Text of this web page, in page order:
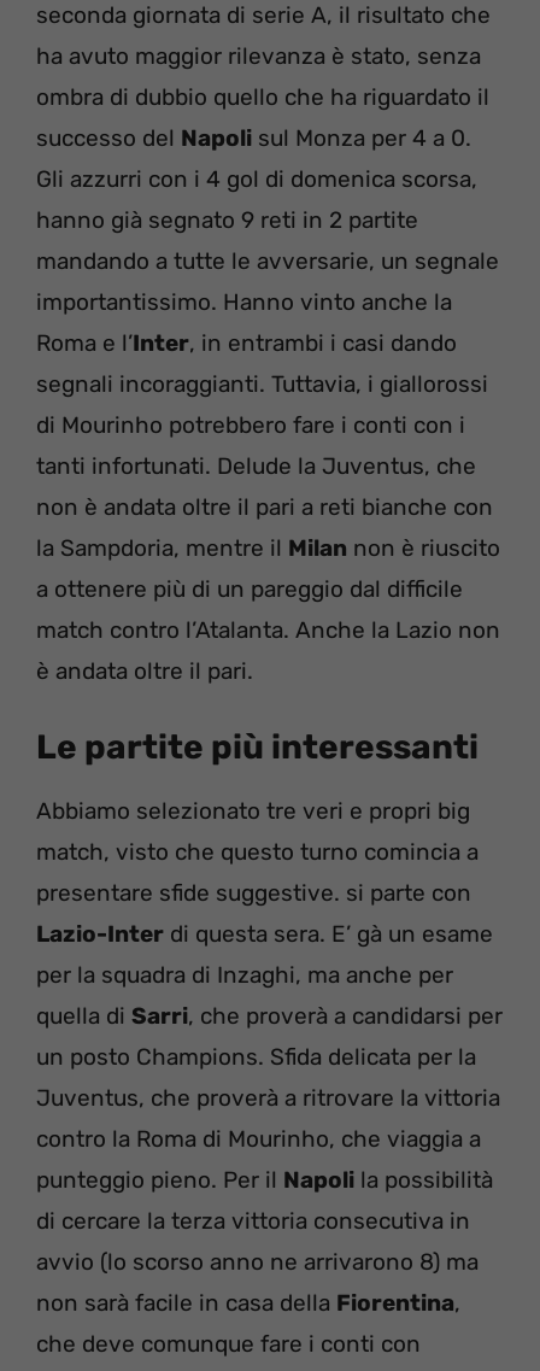
seconda giornata di serie A, il risultato che
ha avuto maggior rilevanza è stato, senza
ombra di dubbio quello che ha riguardato il
successo del Napoli sul Monza per 4 a 0.
Gli azzurri con i 4 gol di domenica scorsa,
hanno già segnato 9 reti in 2 partite
mandando a tutte le avversarie, un segnale
importantissimo. Hanno vinto anche la
Roma e l’Inter, in entrambi i casi dando
segnali incoraggianti. Tuttavia, i giallorossi
di Mourinho potrebbero fare i conti con i
tanti infortunati. Delude la Juventus, che
non è andata oltre il pari a reti bianche con
la Sampdoria, mentre il Milan non è riuscito
a ottenere più di un pareggio dal difficile
match contro l’Atalanta. Anche la Lazio non
è andata oltre il pari.
Le partite più interessanti
Abbiamo selezionato tre veri e propri big
match, visto che questo turno comincia a
presentare sfide suggestive. si parte con
Lazio-Inter di questa sera. E’ gà un esame
per la squadra di Inzaghi, ma anche per
quella di Sarri, che proverà a candidarsi per
un posto Champions. Sfida delicata per la
Juventus, che proverà a ritrovare la vittoria
contro la Roma di Mourinho, che viaggia a
punteggio pieno. Per il Napoli la possibilità
di cercare la terza vittoria consecutiva in
avvio (lo scorso anno ne arrivarono 8) ma
non sarà facile in casa della Fiorentina,
che deve comunque fare i conti con